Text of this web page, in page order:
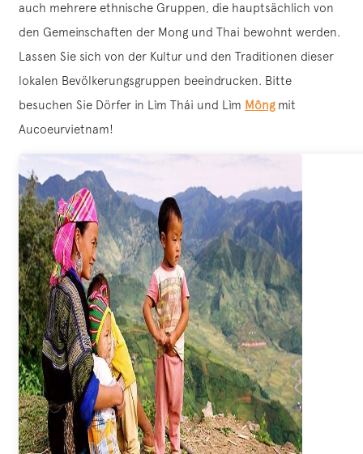
auch mehrere ethnische Gruppen, die hauptsächlich von
den Gemeinschaften der Mong und Thai bewohnt werden.
Lassen Sie sich von der Kultur und den Traditionen dieser
lokalen Bevölkerungsgruppen beeindrucken. Bitte
besuchen Sie Dörfer in Lìm Thái und Lìm Môngmit
Aucoeurvietnam!